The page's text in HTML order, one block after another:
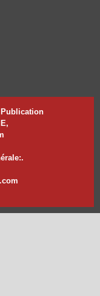
Publication